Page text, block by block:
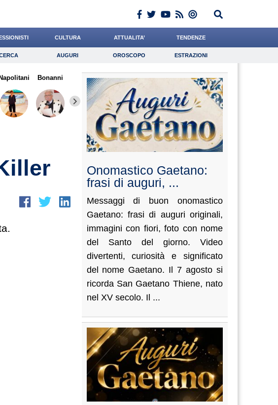
CULTURA ATTUALITA’ TENDENZE
Auguri Oroscopo Estrazioni
Giornalista Lavoro Psicologia
AUGURI OROSCOPO ESTRAZIONI
Napolitani Bonanni Ferrante Crepet Cacciatore Valorzi Baietti
Onomastico Gaetano:
frasi di auguri, ...
Messaggi di buon onomastico
Gaetano: frasi di auguri originali,
immagini con fiori, foto con nome
del Santo del giorno. Video
divertenti, curiosità e significato
del nome Gaetano. Il 7 agosto si
ricorda San Gaetano Thiene, nato
nel XV secolo. Il ...